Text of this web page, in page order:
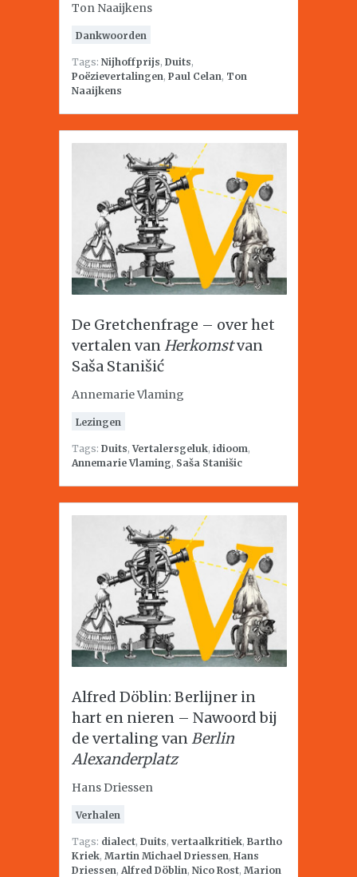
Ton Naaijkens
Dankwoorden
Tags: Nijhoffprijs, Duits,
Poëzievertalingen, Paul Celan, Ton
Naaijkens
De Gretchenfrage – over het
vertalen vanHerkomstvan
Saša Stanišić
Annemarie Vlaming
Lezingen
Tags: Duits,Vertalersgeluk, idioom,
Annemarie Vlaming, Saša Stanišic
Alfred Döblin: Berlijner in
hart en nieren – Nawoord bij
de vertaling vanBerlin
Alexanderplatz
Hans Driessen
Verhalen
Tags: dialect, Duits, vertaalkritiek, Bartho
Kriek, Martin Michael Driessen, Hans
Driessen, Alfred Döblin, Nico Rost, Marion